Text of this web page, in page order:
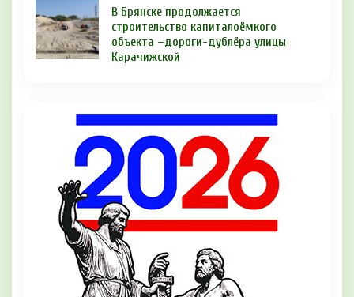
В Брянске продолжается
строительство капиталоёмкого
объекта –дороги-дублёра улицы
Карачижской